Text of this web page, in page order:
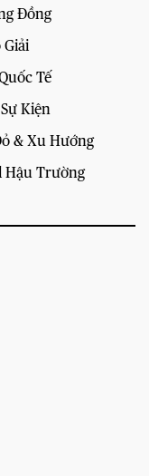
Đồng
Tế
Kiện
& Xu Hướng
Hậu Trường